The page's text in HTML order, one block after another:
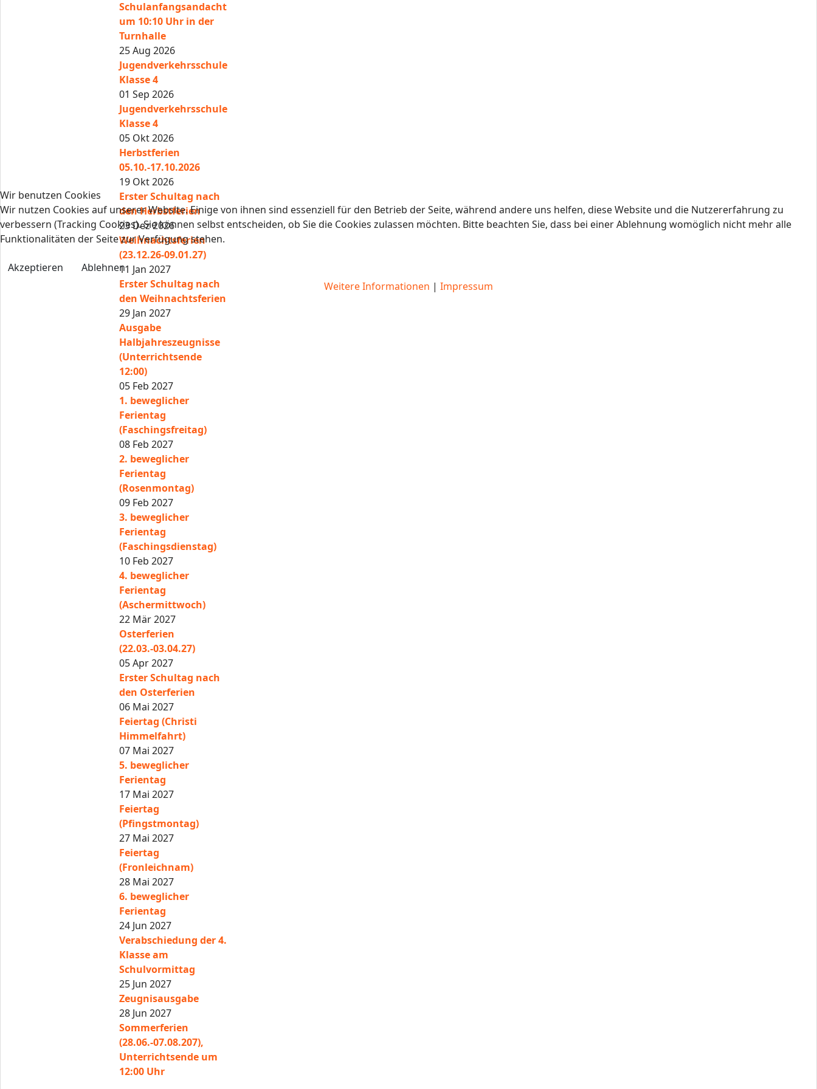
Schulanfangsandacht
um 10:10 Uhr in der
Turnhalle
25 Aug 2026
Jugendverkehrsschule
Klasse 4
01 Sep 2026
Jugendverkehrsschule
Klasse 4
05 Okt 2026
Herbstferien
05.10.-17.10.2026
19 Okt 2026
Erster Schultag nach
den Herbstferien
23 Dez 2026
Weihnachtsferien
(23.12.26-09.01.27)
11 Jan 2027
Erster Schultag nach
den Weihnachtsferien
29 Jan 2027
Ausgabe
Halbjahreszeugnisse
(Unterrichtsende
12:00)
05 Feb 2027
1. beweglicher
Ferientag
(Faschingsfreitag)
08 Feb 2027
2. beweglicher
Ferientag
(Rosenmontag)
09 Feb 2027
3. beweglicher
Ferientag
(Faschingsdienstag)
10 Feb 2027
4. beweglicher
Ferientag
(Aschermittwoch)
22 Mär 2027
Osterferien
(22.03.-03.04.27)
05 Apr 2027
Erster Schultag nach
den Osterferien
06 Mai 2027
Feiertag (Christi
Himmelfahrt)
07 Mai 2027
5. beweglicher
Ferientag
17 Mai 2027
Feiertag
(Pfingstmontag)
27 Mai 2027
Feiertag
(Fronleichnam)
28 Mai 2027
6. beweglicher
Ferientag
24 Jun 2027
Verabschiedung der 4.
Klasse am
Schulvormittag
25 Jun 2027
Zeugnisausgabe
28 Jun 2027
Sommerferien
(28.06.-07.08.207),
Unterrichtsende um
12:00 Uhr
Wir benutzen Cookies
Wir nutzen Cookies auf unserer Website. Einige von ihnen sind essenziell für den Betrieb der Seite, während andere uns helfen, diese Website und die Nutzererfahrung zu
verbessern (Tracking Cookies). Sie können selbst entscheiden, ob Sie die Cookies zulassen möchten. Bitte beachten Sie, dass bei einer Ablehnung womöglich nicht mehr alle
Funktionalitäten der Seite zur Verfügung stehen.
Akzeptieren
Ablehnen
Weitere Informationen | Impressum